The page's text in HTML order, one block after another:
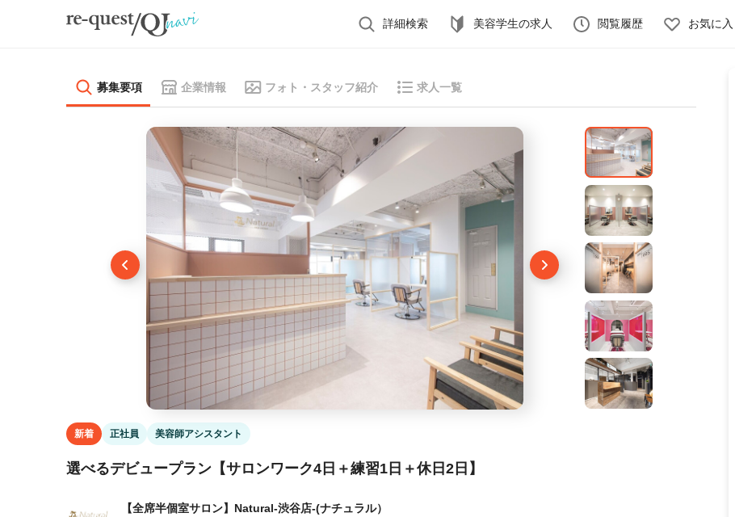
詳細検索 美容学生の求人 閲覧履歴 お気に入
募集要項 企業情報 フォト・スタッフ紹介 求人一覧
新着 正社員 美容師アシスタント
選べるデビュープラン【サロンワーク4日＋練習1日＋休日2日】
【全席半個室サロン】Natural-渋谷店-(ナチュラル）